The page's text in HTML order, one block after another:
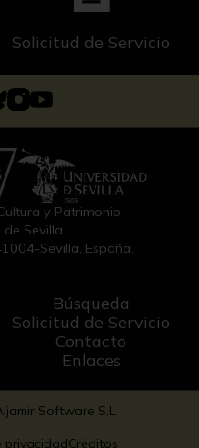
Solicitud de Servicio
y Patrimonio
de Sevilla
Sevilla, España.
Búsqueda
Solicitud de Servicio
Contacto
Enlaces
Software S.L.
privacidadCréditos